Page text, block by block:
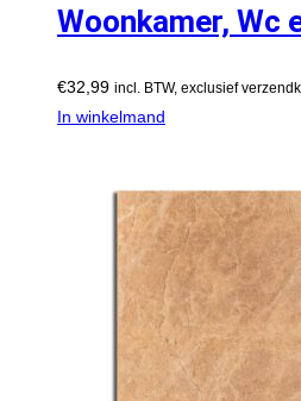
Woonkamer, Wc
€32,99 incl. BTW, exclusief
In winkelmand